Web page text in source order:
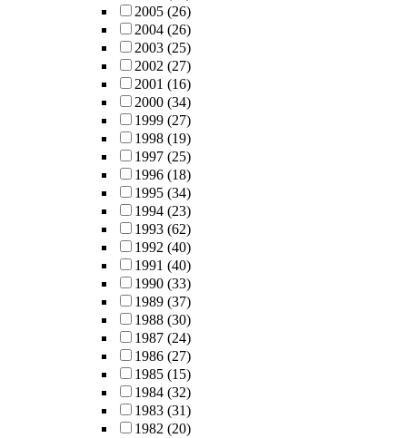
2005 (26)
2004 (26)
2003 (25)
2002 (27)
2001 (16)
2000 (34)
1999 (27)
1998 (19)
1997 (25)
1996 (18)
1995 (34)
1994 (23)
1993 (62)
1992 (40)
1991 (40)
1990 (33)
1989 (37)
1988 (30)
1987 (24)
1986 (27)
1985 (15)
1984 (32)
1983 (31)
1982 (20)